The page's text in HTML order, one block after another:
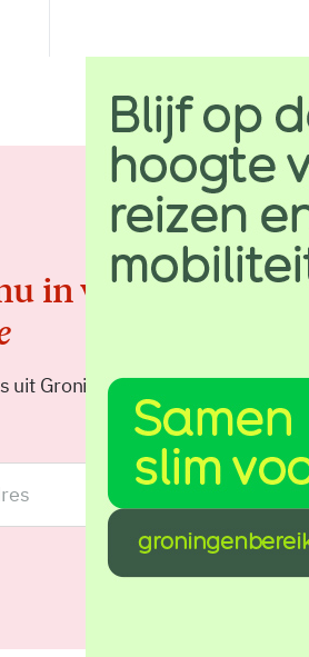
in voor de
uit Groningen elke middag in je
Meld je aan